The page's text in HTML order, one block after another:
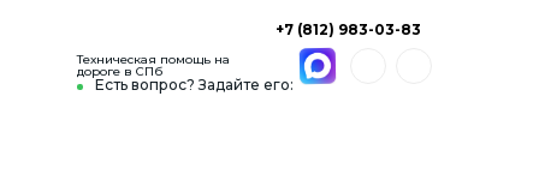
Есть вопрос? Задайте его:
+7 (812) 983-03-83
Техническая помощь на
дороге в СПб